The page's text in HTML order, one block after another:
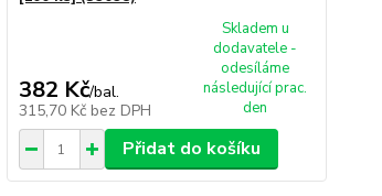
382 Kč/bal.
315,70 Kč bez DPH
Skladem u
dodavatele -
odesíláme
následující prac.
den
Přidat do košíku